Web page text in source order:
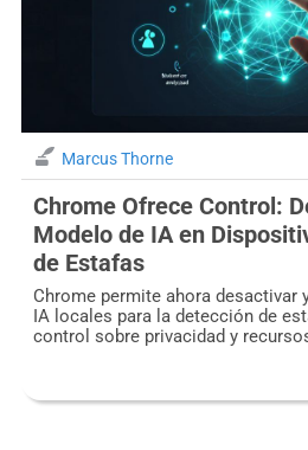
Marcus Thorne
Chrome Ofrece Control:
Modelo de IA en
de Estafas
Chrome permite ahora desactivar
IA locales para la detección de
control sobre privacidad y